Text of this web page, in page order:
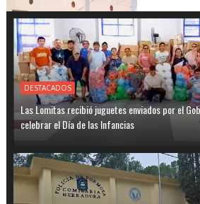
DESTACADOS
Las Lomitas recibió juguetes enviados por el
celebrar el Día de las Infancias